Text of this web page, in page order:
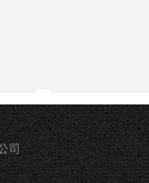
司